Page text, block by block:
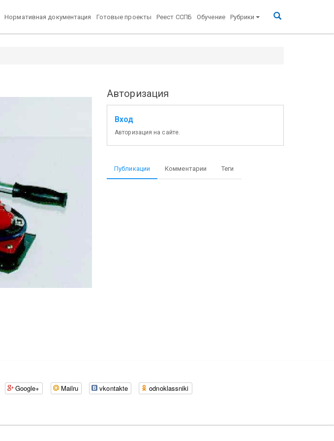
Нормативная документация Готовые проекты Реест ССПБ Обучение Рубрики
Авторизация
Вход
Авторизация на сайте.
Публикации Комментарии Теги
Google+ Mailru vkontakte odnoklassniki